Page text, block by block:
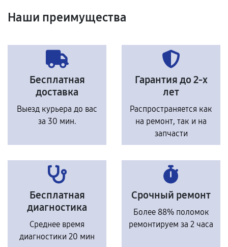
Наши преимущества
Бесплатная
доставка
Выезд курьера до вас
за 30 мин.
Гарантия до 2-х
лет
Распространяется как
на ремонт, так и на
запчасти
Бесплатная
диагностика
Среднее время
диагностики 20 мин
Срочный ремонт
Более 88% поломок
ремонтируем за 2 часа